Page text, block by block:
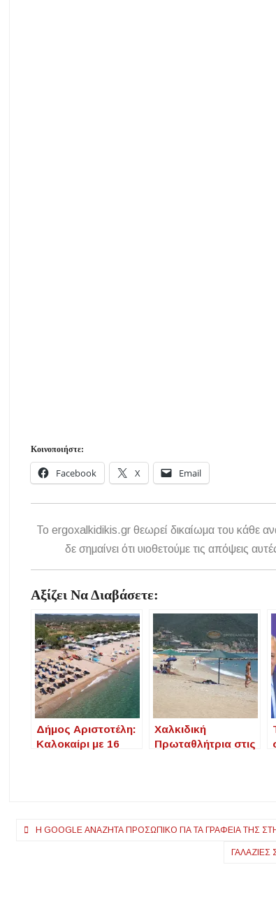
Κοινοποιήστε:
Facebook X Email
To ergoxalkidikis.gr θεωρεί δικαίωμα του κάθε
δε σημαίνει ότι υιοθετούμε τις απόψεις
Αξίζει Να Διαβάσετε:
Δήμος Αριστοτέλη:
Καλοκαίρι με 16
Χαλκιδική
Πρωταθλήτρια στις
Πλοήγηση
H GOOGLE ΑΝΑΖΗΤΆ ΠΡΟΣΩΠΙΚΌ ΓΙΑ ΤΑ ΓΡΑΦΕΊΑ ΤΗΣ
ΓΑΛΆΖΙΕΣ